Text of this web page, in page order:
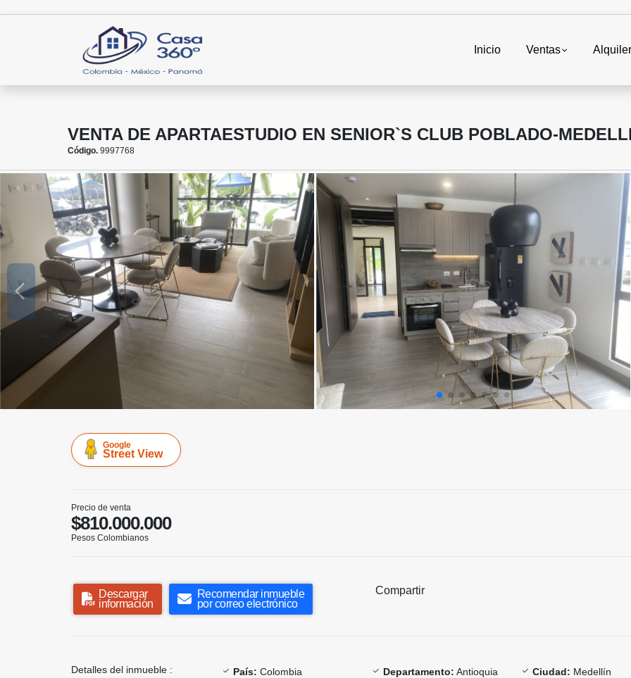
Inicio Ventas
VENTA DE APARTAESTUDIO EN SENIOR`S CLUB POBLADO-
Código. 9997768
Google
Street View
Precio de venta
$810.000.000
Pesos Colombianos
Descargar
información
Recomendar inmueble
por correo electrónico
Compartir
Detalles del inmueble : País: Colombia Departamento: Antioquia Ciudad: Medellín